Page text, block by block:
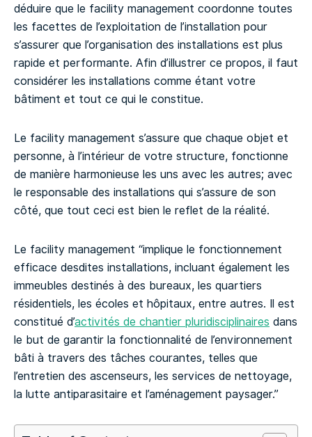
déduire que le facility management coordonne toutes
les facettes de l’exploitation de l’installation pour
s’assurer que l’organisation des installations est plus
rapide et performante. Afin d’illustrer ce propos, il faut
considérer les installations comme étant votre
bâtiment et tout ce qui le constitue.
Le facility management s’assure que chaque objet et
personne, à l’intérieur de votre structure, fonctionne
de manière harmonieuse les uns avec les autres; avec
le responsable des installations qui s’assure de son
côté, que tout ceci est bien le reflet de la réalité.
Le facility management “implique le fonctionnement
efficace desdites installations, incluant également les
immeubles destinés à des bureaux, les quartiers
résidentiels, les écoles et hôpitaux, entre autres. Il est
constitué d’activités de chantier pluridisciplinaires dans
le but de garantir la fonctionnalité de l’environnement
bâti à travers des tâches courantes, telles que
l’entretien des ascenseurs, les services de nettoyage,
la lutte antiparasitaire et l’aménagement paysager.”